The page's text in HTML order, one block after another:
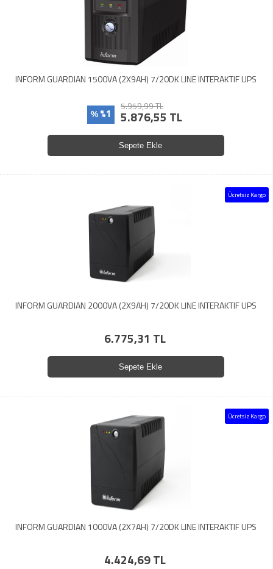
INFORM GUARDIAN 1500VA (2X9AH) 7/20DK LINE INTERAKTIF UPS
% %1
5.959,99 TL
5.876,55 TL
Sepete Ekle
Ücretsiz Kargo
INFORM GUARDIAN 2000VA (2X9AH) 7/20DK LINE INTERAKTIF UPS
6.775,31 TL
Sepete Ekle
Ücretsiz Kargo
INFORM GUARDIAN 1000VA (2X7AH) 7/20DK LINE INTERAKTIF UPS
4.424,69 TL